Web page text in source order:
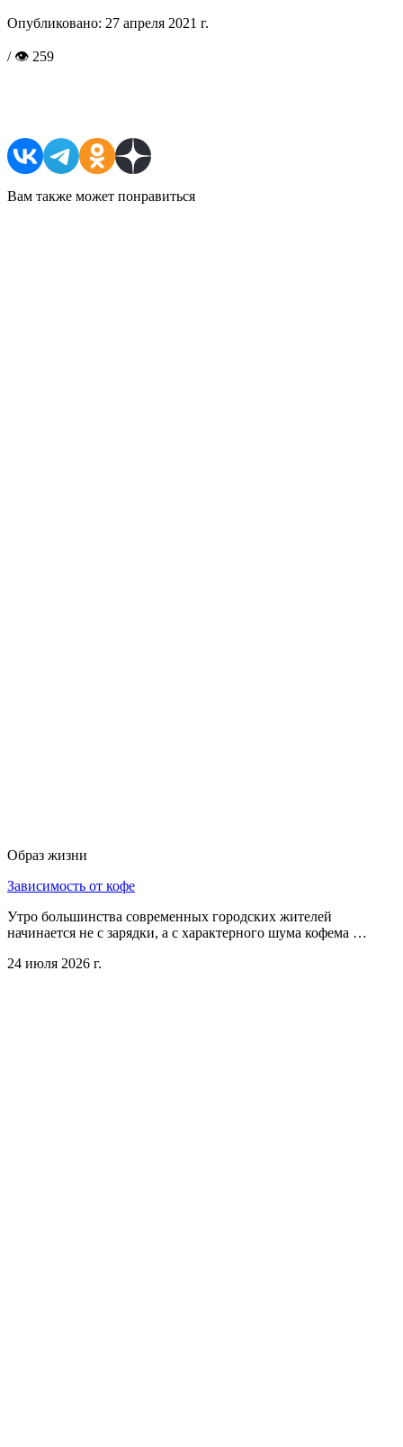
Опубликовано: 27 апреля 2021 г.
/ 👁 259
Вам также может понравиться
Образ жизни
Зависимость от кофе
Утро большинства современных городских жителей
начинается не с зарядки, а с характерного шума кофема …
24 июля 2026 г.